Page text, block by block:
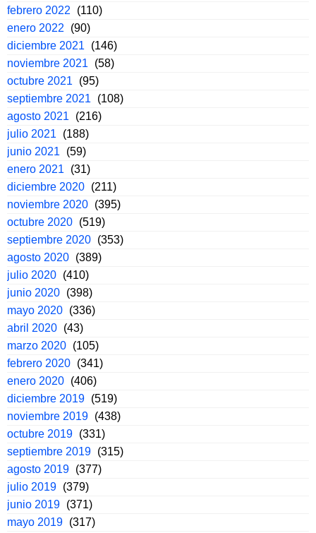
febrero 2022
(110)
enero 2022
(90)
diciembre 2021
(146)
noviembre 2021
(58)
octubre 2021
(95)
septiembre 2021
(108)
agosto 2021
(216)
julio 2021
(188)
junio 2021
(59)
enero 2021
(31)
diciembre 2020 (211)
noviembre 2020 (395)
octubre 2020 (519)
septiembre 2020 (353)
agosto 2020 (389)
julio 2020 (410)
junio 2020 (398)
mayo 2020 (336)
abril 2020 (43)
marzo 2020 (105)
febrero 2020 (341)
enero 2020 (406)
diciembre 2019 (519)
noviembre 2019 (438)
octubre 2019 (331)
septiembre 2019 (315)
agosto 2019 (377)
julio 2019 (379)
junio 2019 (371)
mayo 2019 (317)